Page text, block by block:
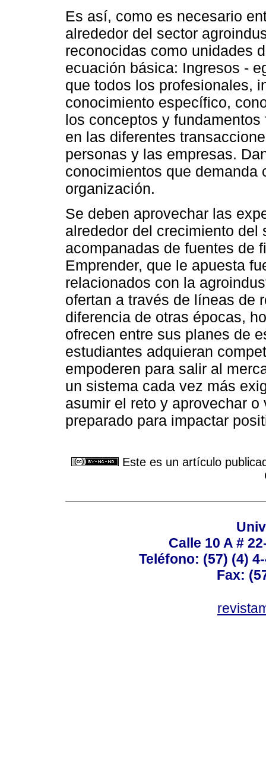
Es así, como es necesario
alrededor del sector
reconocidas como unidades
ecuación básica: Ingresos -
que todos los profesionales,
conocimiento específico,
los conceptos y
en las diferentes
personas y las empresas.
conocimientos que demanda
organización.
Se deben aprovechar las
alrededor del crecimiento
acompanadas de fuentes de
Emprender, que le apuesta
relacionados con la
ofertan a través de líneas de
diferencia de otras épocas,
ofrecen entre sus planes de
estudiantes adquieran
empoderen para salir al
un sistema cada vez más
asumir el reto y aprovechar
preparado para impactar
Este es un artículo
Calle 10 A #
Teléfono: (57) (4)
Fax: